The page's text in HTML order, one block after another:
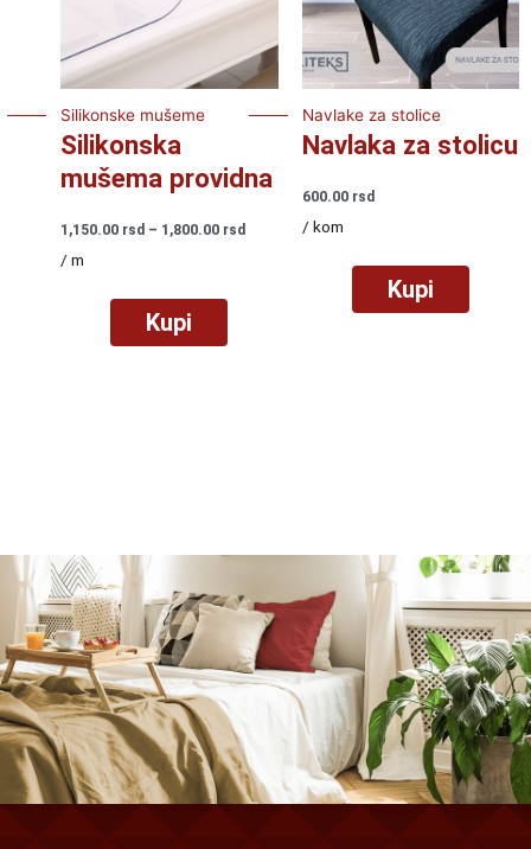
Silikonske mušeme
Silikonska
mušema providna
1,150.00 rsd – 1,800.00 rsdRaspon
/ m
Kupi
Navlake za stolice
Navlaka za stolicu
600.00rsd
/ kom
Kupi